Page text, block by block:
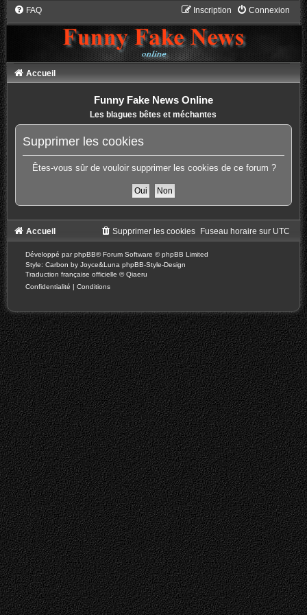
FAQ Connexion
Inscription
Accueil
Funny Fake News Online
Les blagues bêtes et méchantes
Supprimer les cookies
Êtes-vous sûr de vouloir supprimer les cookies de ce forum ?
Accueil Fuseau horaire sur UTC
Supprimer les cookies
Développé parphpBB® Forum Software © phpBB Limited
Style: Carbon by Joyce&Luna phpBB-Style-Design
Traduction française officielle ©Qiaeru
Confidentialité | Conditions